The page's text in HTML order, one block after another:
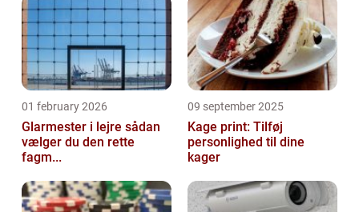
01 february 2026
Glarmester i lejre sådan
vælger du den rette
fagm...
09 september 2025
Kage print: Tilføj
personlighed til dine
kager